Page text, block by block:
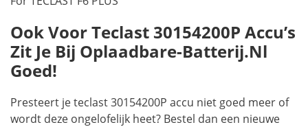
Ook Voor Teclast 30154200P Accu’s
Zit Je Bij Oplaadbare-Batterij.nl
Goed!
Presteert je teclast 30154200P accu niet goed meer of
wordt deze ongelofelijk heet? Bestel dan een nieuwe